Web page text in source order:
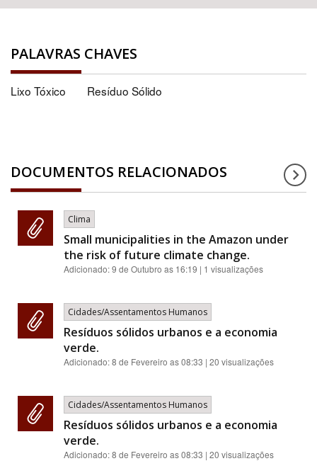
PALAVRAS CHAVES
Lixo Tóxico Resíduo Sólido
DOCUMENTOS RELACIONADOS
Clima
Small municipalities in the Amazon under
the risk of future climate change.
Adicionado:9 de Outubro as 16:19 | 1 visualizações
Cidades/Assentamentos Humanos
Resíduos sólidos urbanos e a economia
verde.
Adicionado:8 de Fevereiro as 08:33 | 20 visualizações
Cidades/Assentamentos Humanos
Resíduos sólidos urbanos e a economia
verde.
Adicionado:8 de Fevereiro as 08:33 | 20 visualizações